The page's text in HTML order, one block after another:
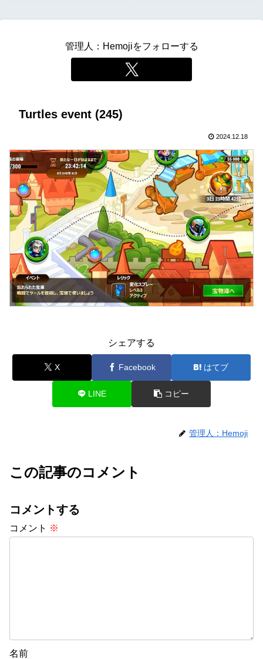
管理人：Hemojiをフォローする
Turtles event (245)
2024.12.18
シェアする
X Facebook はてブ
LINE コピー
管理人：Hemoji
この記事のコメント
コメントする
コメント ※
名前